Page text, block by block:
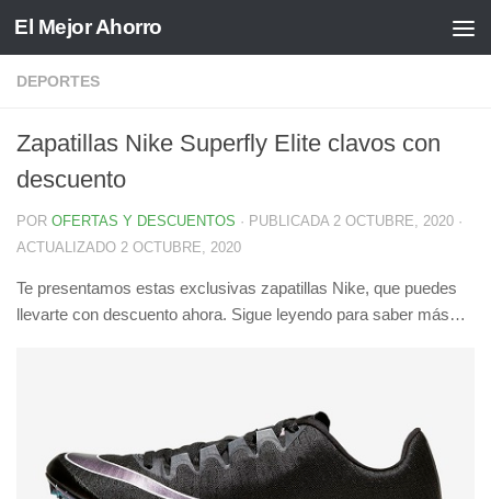
Saltar al contenido
El Mejor Ahorro
DEPORTES
Zapatillas Nike Superfly Elite clavos con
descuento
POR OFERTAS Y DESCUENTOS · PUBLICADA 2 OCTUBRE, 2020 ·
ACTUALIZADO 2 OCTUBRE, 2020
Te presentamos estas exclusivas zapatillas Nike, que puedes
llevarte con descuento ahora. Sigue leyendo para saber más…